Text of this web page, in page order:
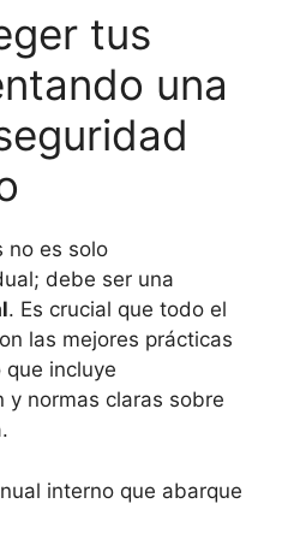
tus
una
no es solo
debe ser una
. Es crucial que todo el
las mejores prácticas
incluye
y normas claras sobre
interno que abarque